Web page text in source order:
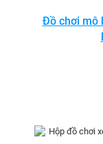
Đồ chơi mô